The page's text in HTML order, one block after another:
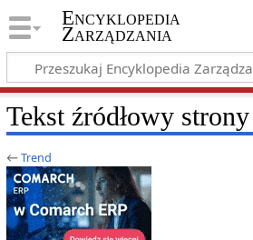
Encyklopedia
Zarządzania
Tekst źródłowy
←Trend